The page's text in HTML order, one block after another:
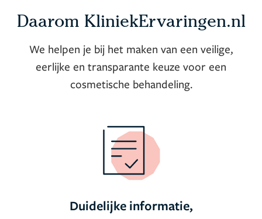
Daarom KliniekErvaringen.nl
We helpen je bij het maken van een veilige,
eerlijke en transparante keuze voor een
cosmetische behandeling.
Duidelijke informatie,